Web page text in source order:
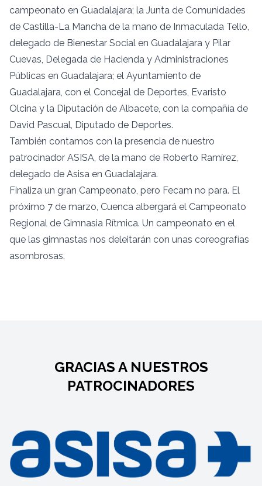
campeonato en Guadalajara; la Junta de Comunidades
de Castilla-La Mancha de la mano de Inmaculada Tello,
delegado de Bienestar Social en Guadalajara y Pilar
Cuevas, Delegada de Hacienda y Administraciones
Públicas en Guadalajara; el Ayuntamiento de
Guadalajara, con el Concejal de Deportes, Evaristo
Olcina y la Diputación de Albacete, con la compañía de
David Pascual, Diputado de Deportes.
También contamos con la presencia de nuestro
patrocinador ASISA, de la mano de Roberto Ramírez,
delegado de Asisa en Guadalajara.
Finaliza un gran Campeonato, pero Fecam no para. El
próximo 7 de marzo, Cuenca albergará el Campeonato
Regional de Gimnasia Rítmica. Un campeonato en el
que las gimnastas nos deleitarán con unas coreografías
asombrosas.
GRACIAS A NUESTROS
PATROCINADORES